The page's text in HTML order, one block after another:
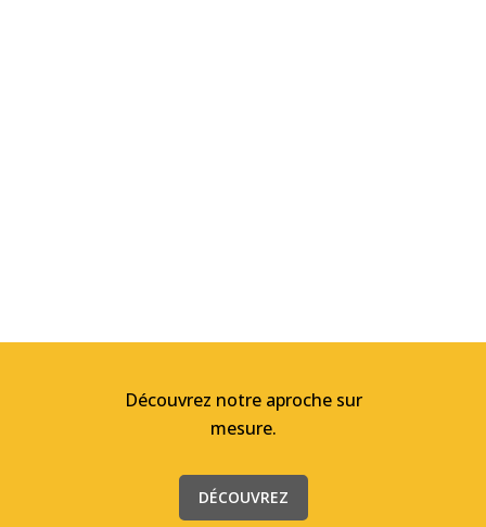
Découvrez notre aproche sur
mesure.
DÉCOUVREZ